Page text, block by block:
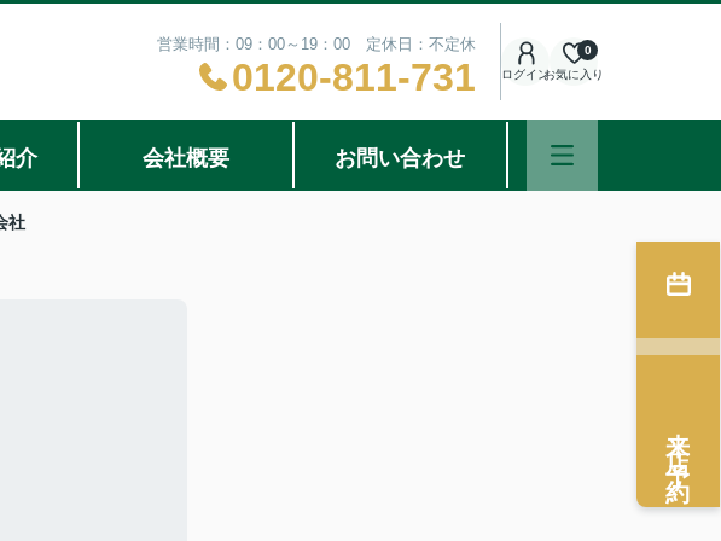
営業時間：09：00～19：00 定休日：不定休
0120-811-731 ログインお気に入り
0
介 会社概要 お問い合わせ
社
来店予約